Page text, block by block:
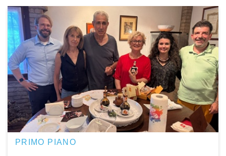
PRIMO PIANO